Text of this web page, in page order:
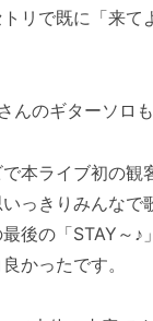
リで既に「来て
んのギターソロ
本ライブ初の観
いっきりみんなで
後の「STAY～♪
かったです。